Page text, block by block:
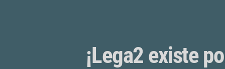
¡Lega2 existe